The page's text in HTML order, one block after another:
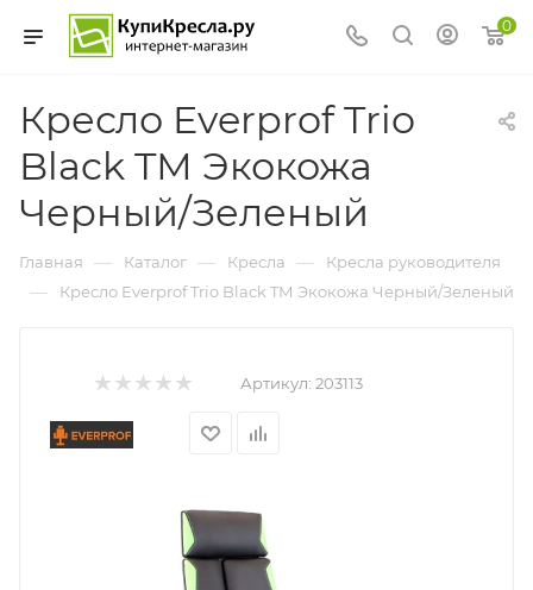
0
Кресло Everprof Trio
Black TМ Экокожа
Черный/Зеленый
Главная — Каталог — Кресла — Кресла руководителя
— Кресло Everprof Trio Black TМ Экокожа Черный/Зеленый
Артикул: 203113